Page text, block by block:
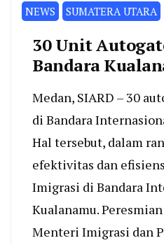
NEWS SUMATERA UTARA
30 Unit
Bandara
Medan, SIARD – 30
di Bandara
Hal tersebut, dalam
efektivitas dan
Imigrasi di Bandara
Kualanamu.
Menteri Imigrasi dan